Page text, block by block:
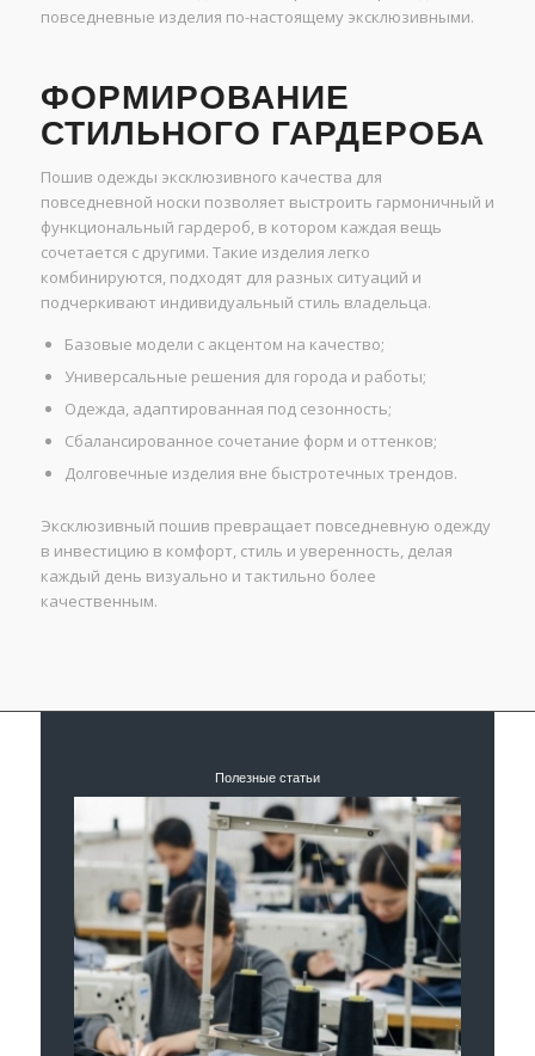
повседневные изделия по-настоящему эксклюзивными.
ФОРМИРОВАНИЕ
СТИЛЬНОГО ГАРДЕРОБА
Пошив одежды эксклюзивного качества для
повседневной носки позволяет выстроить гармоничный и
функциональный гардероб, в котором каждая вещь
сочетается с другими. Такие изделия легко
комбинируются, подходят для разных ситуаций и
подчеркивают индивидуальный стиль владельца.
Базовые модели с акцентом на качество;
Универсальные решения для города и работы;
Одежда, адаптированная под сезонность;
Сбалансированное сочетание форм и оттенков;
Долговечные изделия вне быстротечных трендов.
Эксклюзивный пошив превращает повседневную одежду
в инвестицию в комфорт, стиль и уверенность, делая
каждый день визуально и тактильно более
качественным.
Полезные статьи